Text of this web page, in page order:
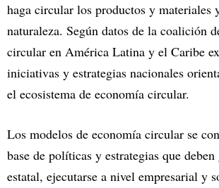
haga circular los productos y materiales
naturaleza. Según datos de la coalición
circular en América Latina y el Caribe
iniciativas y estrategias nacionales
el ecosistema de economía circular.
Los modelos de economía circular se
base de políticas y estrategias que
estatal, ejecutarse a nivel empresarial y